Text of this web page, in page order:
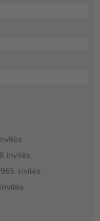
invités
invités